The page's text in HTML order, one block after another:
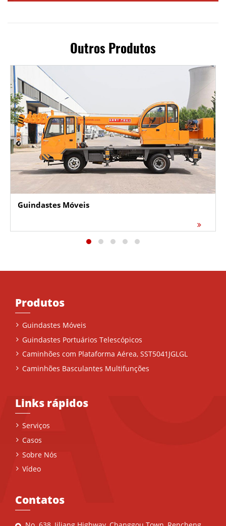
Outros Produtos
Guindastes Móveis
Produtos
Guindastes Móveis
Guindastes Portuários Telescópicos
Caminhões com Plataforma Aérea, SST5041JGLGL
Caminhões Basculantes Multifunções
Links rápidos
Serviços
Casos
Sobre Nós
Vídeo
Contatos